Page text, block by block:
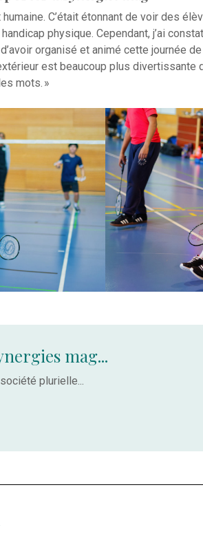
C’était étonnant de voir des
physique. Cependant, j’ai
organisé et animé cette journée
est beaucoup plus divertissante
mots. »
mag...
plurielle...